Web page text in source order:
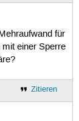
für
einer Sperre
Zitieren